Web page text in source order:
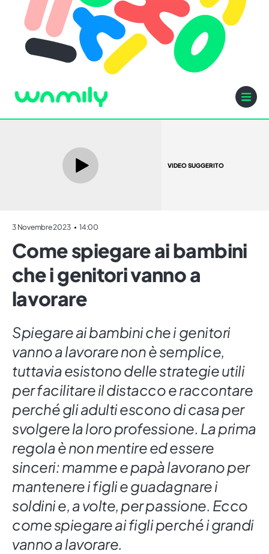
VIDEO SUGGERITO
3 Novembre 2023 14:00
Come spiegare ai bambini
che i genitori vanno a
lavorare
Spiegare ai bambini che i genitori
vanno a lavorare non è semplice,
tuttavia esistono delle strategie utili
per facilitare il distacco e raccontare
perché gli adulti escono di casa per
svolgere la loro professione. La prima
regola è non mentire ed essere
sinceri: mamme e papà lavorano per
mantenere i figli e guadagnare i
soldini e, a volte, per passione. Ecco
come spiegare ai figli perché i grandi
vanno a lavorare.